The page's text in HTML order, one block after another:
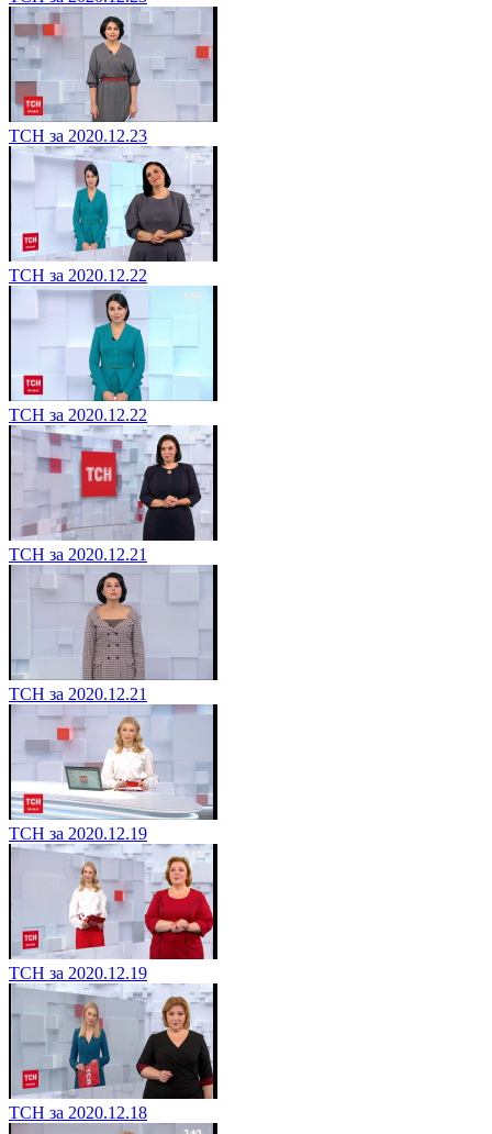
ТСН за 2020.12.23
ТСН за 2020.12.22
ТСН за 2020.12.22
ТСН за 2020.12.21
ТСН за 2020.12.21
ТСН за 2020.12.19
ТСН за 2020.12.19
ТСН за 2020.12.18